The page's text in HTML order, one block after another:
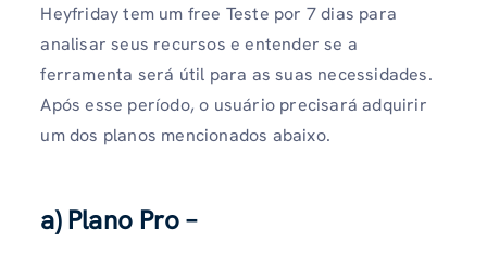
Heyfriday tem um free Teste por 7 dias para
analisar seus recursos e entender se a
ferramenta será útil para as suas necessidades.
Após esse período, o usuário precisará adquirir
um dos planos mencionados abaixo.
a) Plano Pro –